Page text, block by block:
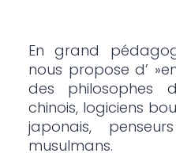
En grand
nous propose d’
des philosophes
chinois, logiciens
japonais,
musulmans.